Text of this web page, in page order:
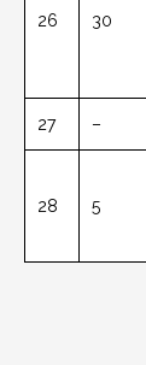
26 30
27 –
28 5